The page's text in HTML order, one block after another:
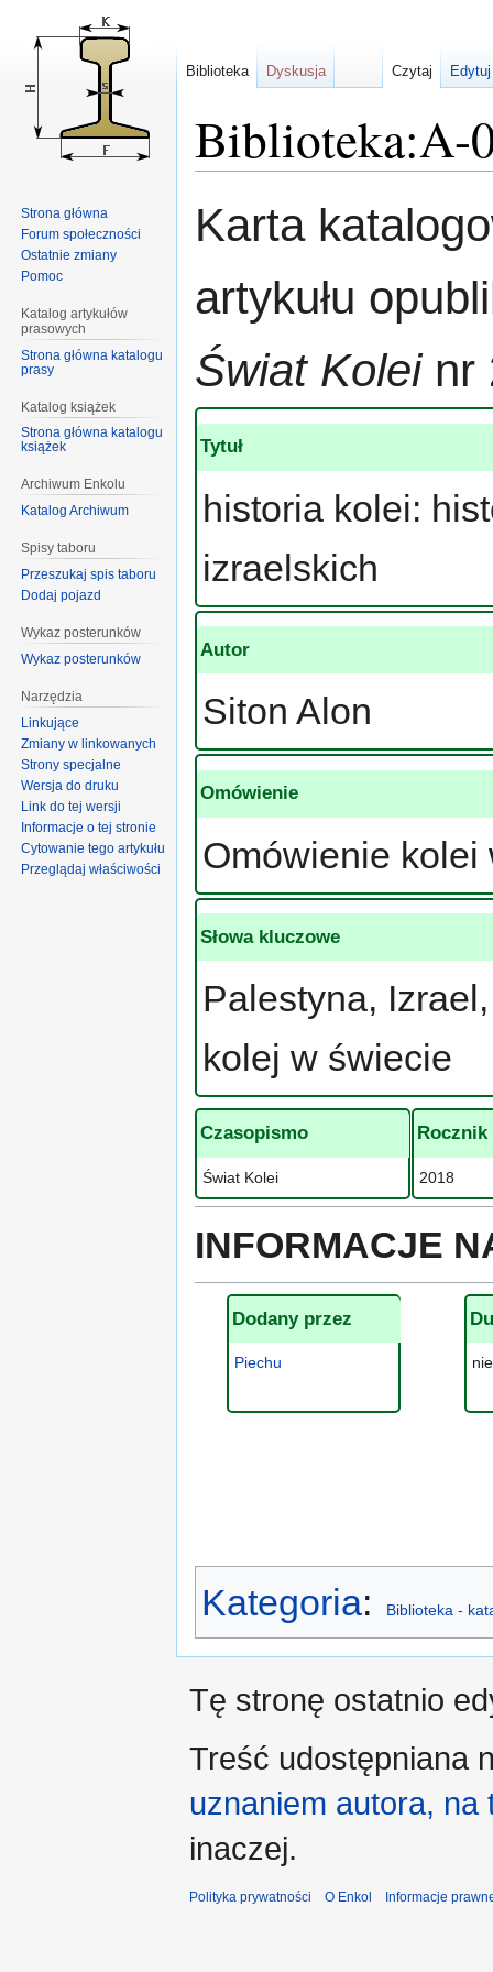
Biblioteka:A-
do
do
Karta
artykułu
Świat Koleinr
Tytuł
historia kolei:
izraelskich
Autor
Siton Alon
Omówienie
Omówienie kolei
Słowa kluczowe
Palestyna,
kolej w świecie
Czasopismo
Świat Kolei
Rocznik
2018
INFORMACJE
Dodany przez
Piechu nie
Kategoria: Biblioteka -
Biblioteka Dyskusja Czytaj
Strona główna
Forum społeczności
Ostatnie zmiany
Pomoc
Katalog artykułów
prasowych
Strona główna katalogu
prasy
Katalog książek
Strona główna katalogu
książek
Archiwum Enkolu
Katalog Archiwum
Spisy taboru
Przeszukaj spis taboru
Dodaj pojazd
Wykaz posterunków
Wykaz posterunków
Narzędzia
Linkujące
Zmiany w linkowanych
Strony specjalne
Wersja do druku
Link do tej wersji
Informacje o tej stronie
Cytowanie tego artykułu
Przeglądaj właściwości
Tę stronę ostatnio
Treść udostępniana
uznaniem autora,
inaczej.
Polityka prywatności O Enkol Informacje